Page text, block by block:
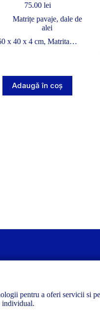
75.00 lei
Matrițe pavaje, dale de
alei
x 40 x 4 cm, Matrita…
Adaugă în coș
pentru a oferi servicii si
individual.